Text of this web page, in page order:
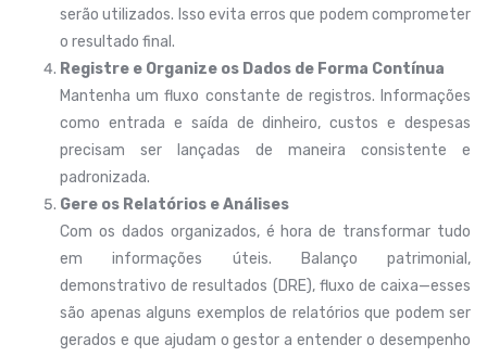
serão utilizados. Isso evita erros que podem comprometer
o resultado final.
Registre e Organize os Dados de Forma Contínua
Mantenha um fluxo constante de registros. Informações
como entrada e saída de dinheiro, custos e despesas
precisam ser lançadas de maneira consistente e
padronizada.
Gere os Relatórios e Análises
Com os dados organizados, é hora de transformar tudo
em informações úteis. Balanço patrimonial,
demonstrativo de resultados (DRE), fluxo de caixa—esses
são apenas alguns exemplos de relatórios que podem ser
gerados e que ajudam o gestor a entender o desempenho